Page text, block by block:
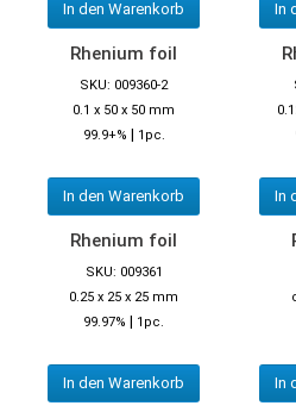
In den Warenkorb In
Rhenium foil
SKU: 009360-2
0.1 x 50 x 50 mm
99.9+% | 1pc.
In den Warenkorb In
Rhenium foil
SKU: 009361
0.25 x 25 x 25 mm
99.97% | 1pc.
In den Warenkorb In